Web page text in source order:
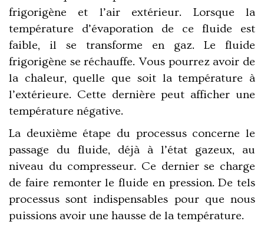
frigorigène et l’air extérieur. Lorsque la
température d’évaporation de ce fluide est
faible, il se transforme en gaz. Le fluide
frigorigène se réchauffe. Vous pourrez avoir de
la chaleur, quelle que soit la température à
l’extérieure. Cette dernière peut afficher une
température négative.
La deuxième étape du processus concerne le
passage du fluide, déjà à l’état gazeux, au
niveau du compresseur. Ce dernier se charge
de faire remonter le fluide en pression. De tels
processus sont indispensables pour que nous
puissions avoir une hausse de la température.